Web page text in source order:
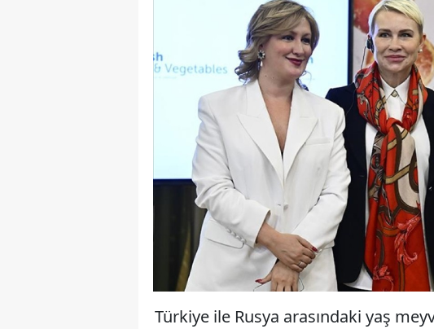
Türkiye ile Rusya arasındaki yaş